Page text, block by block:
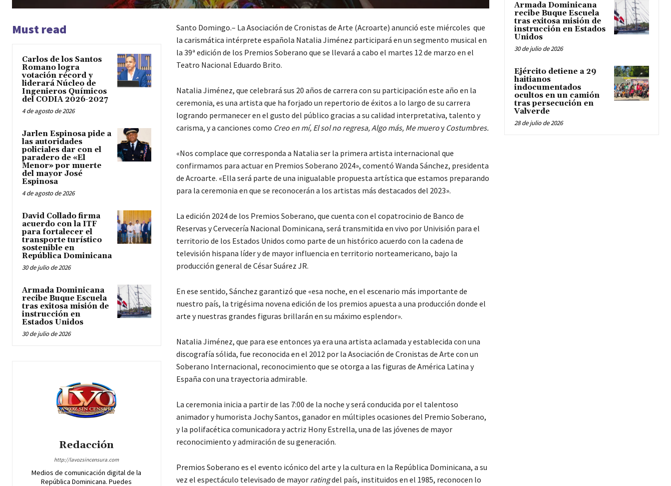
Must read
Carlos de los Santos
Romano logra
votación récord y
liderará Núcleo de
Ingenieros Químicos
del CODIA 2026-2027
4 de agosto de 2026
Jarlen Espinosa pide a
las autoridades
policiales dar con el
paradero de «El
Menor» por muerte
del mayor José
Espinosa
4 de agosto de 2026
David Collado firma
acuerdo con la ITF
para fortalecer el
transporte turístico
sostenible en
República Dominicana
30 de julio de 2026
Armada Dominicana
recibe Buque Escuela
tras exitosa misión de
instrucción en
Estados Unidos
30 de julio de 2026
Redacción
http://lavozsincensura.com
Medios de comunicación digital de la
República Dominicana. Puedes
Santo Domingo.– La Asociación de Cronistas de Arte (Acroarte) anunció este miércoles que
la carismática intérprete española Natalia Jiménez participará en un segmento musical en
la 39ª edición de los Premios Soberano que se llevará a cabo el martes 12 de marzo en el
Teatro Nacional Eduardo Brito.
Natalia Jiménez, que celebrará sus 20 años de carrera con su participación este año en la
ceremonia, es una artista que ha forjado un repertorio de éxitos a lo largo de su carrera
logrando permanecer en el gusto del público gracias a su calidad interpretativa, talento y
carisma, y a canciones como Creo en mí, El sol no regresa, Algo más, Me mueroy Costumbres.
«Nos complace que corresponda a Natalia ser la primera artista internacional que
confirmamos para actuar en Premios Soberano 2024», comentó Wanda Sánchez, presidenta
de Acroarte. «Ella será parte de una inigualable propuesta artística que estamos preparando
para la ceremonia en que se reconocerán a los artistas más destacados del 2023».
La edición 2024 de los Premios Soberano, que cuenta con el copatrocinio de Banco de
Reservas y Cervecería Nacional Dominicana, será transmitida en vivo por Univisión para el
territorio de los Estados Unidos como parte de un histórico acuerdo con la cadena de
televisión hispana líder y de mayor influencia en territorio norteamericano, bajo la
producción general de César Suárez JR.
En ese sentido, Sánchez garantizó que «esa noche, en el escenario más importante de
nuestro país, la trigésima novena edición de los premios apuesta a una producción donde el
arte y nuestras grandes figuras brillarán en su máximo esplendor».
Natalia Jiménez, que para ese entonces ya era una artista aclamada y establecida con una
discografía sólida, fue reconocida en el 2012 por la Asociación de Cronistas de Arte con un
Soberano Internacional, reconocimiento que se otorga a las figuras de América Latina y
España con una trayectoria admirable.
La ceremonia inicia a partir de las 7:00 de la noche y será conducida por el talentoso
animador y humorista Jochy Santos, ganador en múltiples ocasiones del Premio Soberano,
y la polifacética comunicadora y actriz Hony Estrella, una de las jóvenes de mayor
reconocimiento y admiración de su generación.
Premios Soberano es el evento icónico del arte y la cultura en la República Dominicana, a su
vez el espectáculo televisado de mayor ratingdel país, instituidos en el 1985, reconocen lo
Armada Dominicana
recibe Buque Escuela
tras exitosa misión de
instrucción en Estados
Unidos
30 de julio de 2026
Ejército detiene a 29
haitianos
indocumentados
ocultos en un camión
tras persecución en
Valverde
28 de julio de 2026